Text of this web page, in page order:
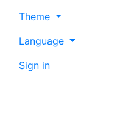
Theme
Language
Sign in